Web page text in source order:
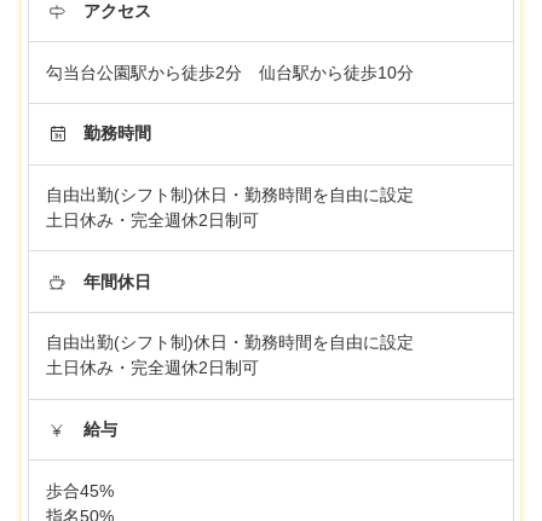
アクセス
勾当台公園駅から徒歩2分 仙台駅から徒歩10分
勤務時間
自由出勤(シフト制)休日・勤務時間を自由に設定
土日休み・完全週休2日制可
年間休日
自由出勤(シフト制)休日・勤務時間を自由に設定
土日休み・完全週休2日制可
給与
歩合45%
指名50%